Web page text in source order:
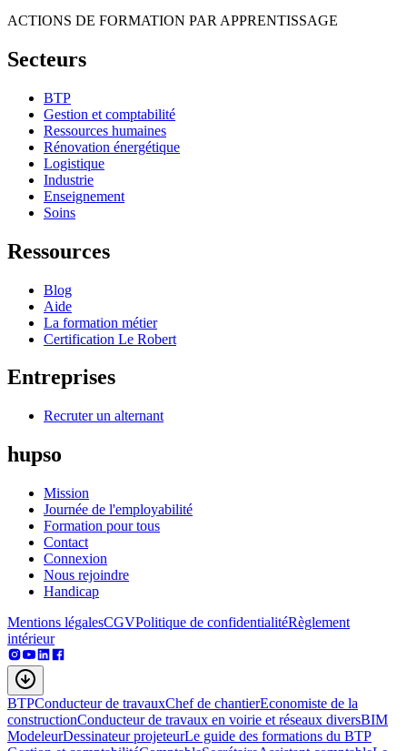
ACTIONS DE FORMATION PAR APPRENTISSAGE
Secteurs
BTP
Gestion et comptabilité
Ressources humaines
Rénovation énergétique
Logistique
Industrie
Enseignement
Soins
Ressources
Blog
Aide
La formation métier
Certification Le Robert
Entreprises
Recruter un alternant
hupso
Mission
Journée de l'employabilité
Formation pour tous
Contact
Connexion
Nous rejoindre
Handicap
Mentions légalesCGVPolitique de confidentialitéRèglement
intérieur
BTPConducteur de travauxChef de chantierEconomiste de la
constructionConducteur de travaux en voirie et réseaux diversBIM
ModeleurDessinateur projeteurLe guide des formations du BTP